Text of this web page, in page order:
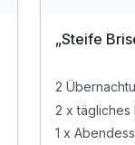
„Steife
2
2 x tägliches
1 x